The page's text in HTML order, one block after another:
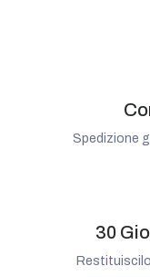
Spedizione
30